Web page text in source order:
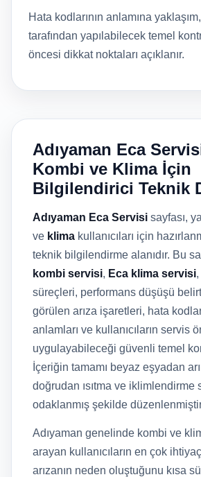
Hata kodlarının anlamına
tarafından yapılabilecek temel
öncesi dikkat noktaları açıklanır.
Adıyaman Eca
Kombi ve Klima İçin
Bilgilendirici Teknik
Adıyaman Eca Servisi sayfası,
ve klima kullanıcıları için
teknik bilgilendirme alanıdır. Bu
kombi servisi, Eca klima servisi
süreçleri, performans düşüşü
görülen arıza işaretleri, hata
anlamları ve kullanıcıların servis
uygulayabileceği güvenli temel
İçeriğin tamamı beyaz eşyadan
doğrudan ısıtma ve iklimlendirme
odaklanmış şekilde
Adıyaman genelinde kombi ve
arayan kullanıcıların en çok
arızanın neden oluştuğunu kısa